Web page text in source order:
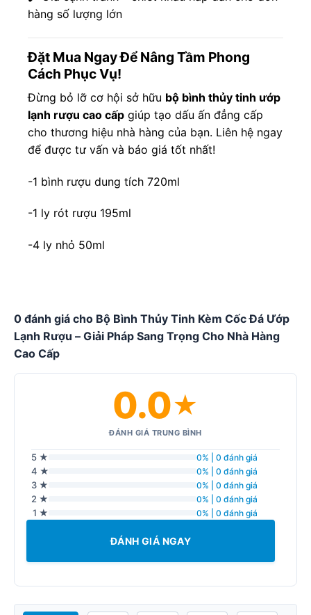
hàng số lượng lớn
Đặt Mua Ngay Để Nâng Tầm Phong
Cách Phục Vụ!
Đừng bỏ lỡ cơ hội sở hữu bộ bình thủy tinh ướp
lạnh rượu cao cấp giúp tạo dấu ấn đẳng cấp
cho thương hiệu nhà hàng của bạn. Liên hệ ngay
để được tư vấn và báo giá tốt nhất!
-1 bình rượu dung tích 720ml
-1 ly rót rượu 195ml
-4 ly nhỏ 50ml
0 đánh giá cho Bộ Bình Thủy Tinh Kèm Cốc Đá Ướp
Lạnh Rượu – Giải Pháp Sang Trọng Cho Nhà Hàng
Cao Cấp
0.0★
ĐÁNH GIÁ TRUNG BÌNH
5 ★ 0% | 0 đánh giá
4 ★ 0% | 0 đánh giá
3 ★ 0% | 0 đánh giá
2 ★ 0% | 0 đánh giá
1 ★ 0% | 0 đánh giá
ĐÁNH GIÁ NGAY